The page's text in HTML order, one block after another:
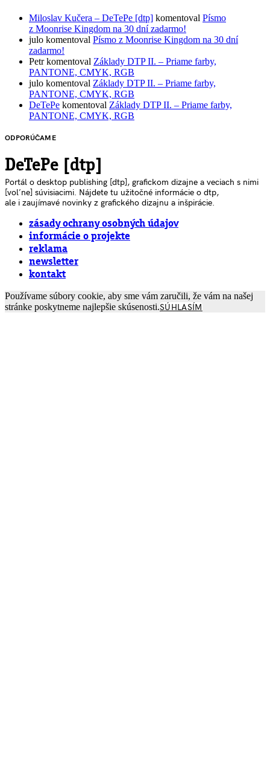
Miloslav Kučera – DeTePe [dtp] komentoval Písmo
z Moonrise Kingdom na 30 dní zadarmo!
julo komentoval Písmo z Moonrise Kingdom na 30 dní
zadarmo!
Petrkomentoval Základy DTP II. – Priame farby,
PANTONE, CMYK, RGB
julo komentoval Základy DTP II. – Priame farby,
PANTONE, CMYK, RGB
DeTePe komentoval Základy DTP II. – Priame farby,
PANTONE, CMYK, RGB
ODPORÚČAME
DeTePe [dtp]
Portál o desktop publishing [dtp], grafickom dizajne a veciach s nimi
[voľne] súvisiacimi. Nájdete tu užitočné informácie o dtp,
ale i zaujímavé novinky z grafického dizajnu a inšpirácie.
zásady ochrany osobných údajov
informácie o projekte
reklama
newsletter
kontakt
Používame súbory cookie, aby sme vám zaručili, že vám na našej
stránke poskytneme najlepšie skúsenosti.SÚHLASÍM